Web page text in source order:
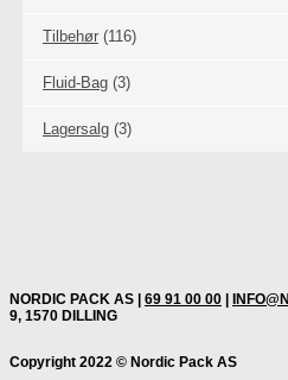
Tilbehør (116)
Fluid-Bag (3)
Lagersalg (3)
NORDIC PACK AS | 69 91 00 00
9, 1570 DILLING
Copyright 2022 © Nordic Pack AS